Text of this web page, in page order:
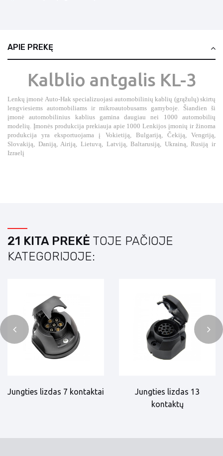
APIE PREKĘ
Kalblio antgalis KL-3
Lenkų įmonė Auto-Hak specializuojasi automobilinių kablių (grąžulų) skirtų
lengviesiems automobiliams ir mikroautobusams gamyboje. Šiandien ši
įmonė automobilinius kablius gamina daugiau nei 1000 automobilių
modelių. Įmonės produkcija prekiauja apie 1000 Lenkijos įmonių ir žinoma
produkcija yra eksportuojama į Vokietiją, Bulgariją, Čekiją, Vengriją,
Slovakiją, Daniją, Airiją, Lietuvą, Latviją, Baltarusiją, Ukrainą, Rusiją ir
Izraelį
21 KITA PREKĖ TOJE PAČIOJE
KATEGORIJOJE:
Jungties lizdas 7 kontaktai
Jungties lizdas 13
kontaktų